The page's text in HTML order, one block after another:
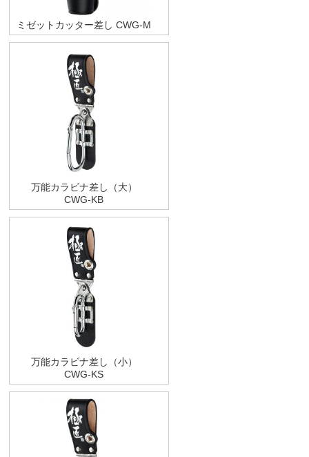
ミゼットカッター差し CWG-M
万能カラビナ差し（大）
CWG-KB
万能カラビナ差し（小）
CWG-KS